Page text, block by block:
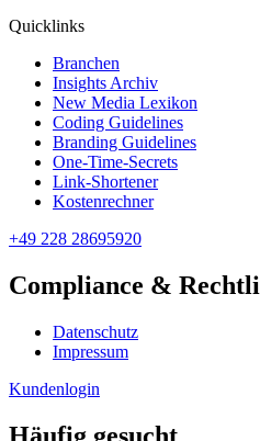
Quicklinks
Branchen
Insights Archiv
New Media Lexikon
Coding Guidelines
Branding Guidelines
One-Time-Secrets
Link-Shortener
Kostenrechner
+49 228 28695920
Compliance &
Datenschutz
Impressum
Kundenlogin